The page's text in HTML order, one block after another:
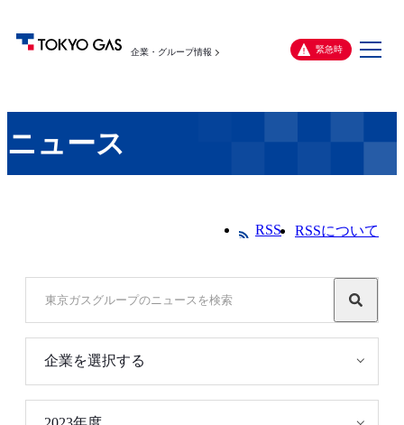
企業・グループ情報 緊急時
メ
ニュース
RSS RSSについて
企業を選択する